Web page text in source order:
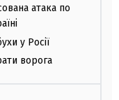
атака по
у Росії
ворога